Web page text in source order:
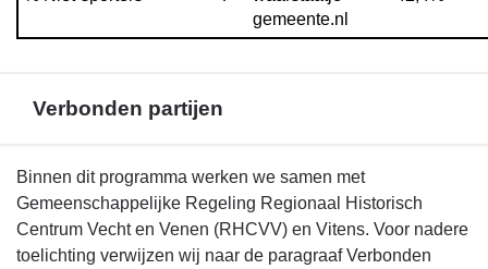
gemeente.nl
Verbonden partijen
Terug
naar
navigatie
Binnen dit programma werken we samen met
Gemeenschappelijke Regeling Regionaal Historisch
Centrum Vecht en Venen (RHCVV) en Vitens. Voor nadere
toelichting verwijzen wij naar de paragraaf Verbonden